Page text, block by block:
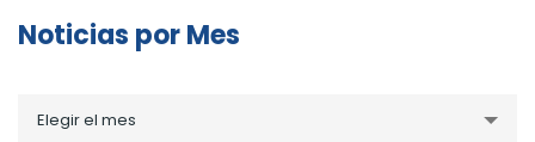
Noticias por Mes
porElegir el mes